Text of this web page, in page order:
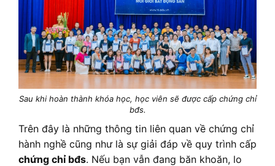
Sau khi hoàn thành khóa học, học viên sẽ được cấp chứng chỉ
bđs.
Trên đây là những thông tin liên quan về chứng chỉ
hành nghề cũng như là sự giải đáp về quy trình cấp
chứng chỉ bđs. Nếu bạn vẫn đang băn khoăn, lo